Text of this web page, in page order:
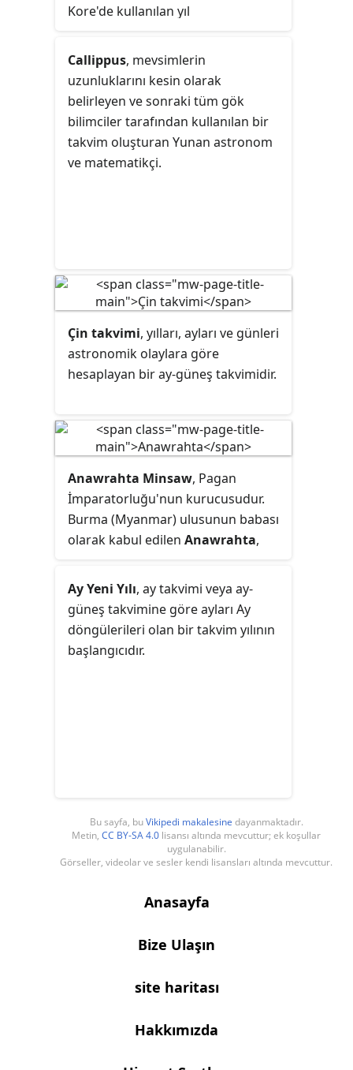
Kore'de kullanılan yıl
Callippus, mevsimlerin
uzunluklarını kesin olarak
belirleyen ve sonraki tüm gök
bilimciler tarafından kullanılan bir
takvim oluşturan Yunan astronom
ve matematikçi.
Çin takvimi, yılları, ayları ve günleri
astronomik olaylara göre
hesaplayan bir ay-güneş takvimidir.
Anawrahta Minsaw, Pagan
İmparatorluğu'nun kurucusudur.
Burma (Myanmar) ulusunun babası
olarak kabul edilen Anawrahta,
küçük bir prensliği, modern zaman
Burma'sının temelini oluşturan ilk
Burma İmparatorluğu'na
dönüştürdü. Tarihsel olarak
doğrulanabilir Burma tarihi, 1044'te
Ay Yeni Yılı, ay takvimi veya ay-
güneş takvimine göre ayları Ay
döngülerileri olan bir takvim yılının
başlangıcıdır.
Bu sayfa, buVikipedi makalesine dayanmaktadır.
Metin, CC BY-SA 4.0 lisansı altında mevcuttur; ek koşullar
uygulanabilir.
Görseller, videolar ve sesler kendi lisansları altında mevcuttur.
Anasayfa
Bize Ulaşın
site haritası
Hakkımızda